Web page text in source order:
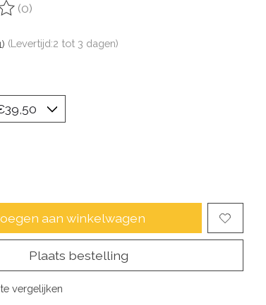
van dit product is
(0)
(Levertijd:2 tot 3 dagen)
aan winkelwagen
Plaats bestelling
vergelijken